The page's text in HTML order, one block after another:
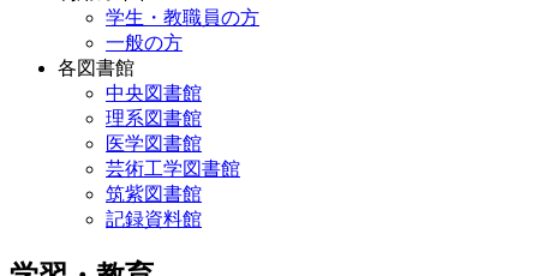
学生・教職員の方
一般の方
各図書館
中央図書館
理系図書館
医学図書館
芸術工学図書館
筑紫図書館
記録資料館